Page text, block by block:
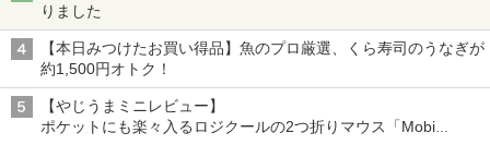
りました
【本日みつけたお買い得品】魚のプロ厳選、くら寿司のうなぎが
約1,500円オトク！
【やじうまミニレビュー】
ポケットにも楽々入るロジクールの2つ折りマウス「Mobi